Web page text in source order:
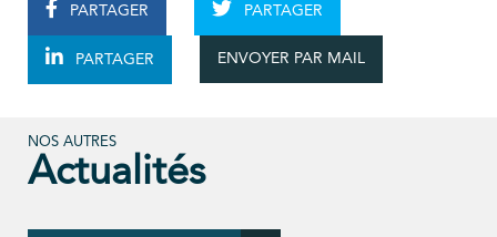
PARTAGER PARTAGER
PARTAGER ENVOYER PAR MAIL
NOS AUTRES
Actualités